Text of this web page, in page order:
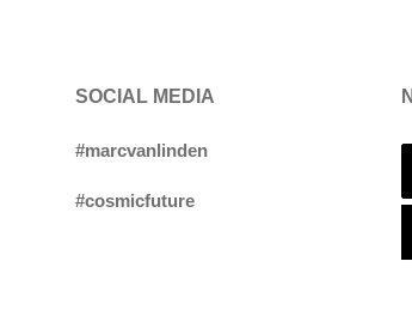
SOCIAL MEDIA
#marcvanlinden
#cosmicfuture